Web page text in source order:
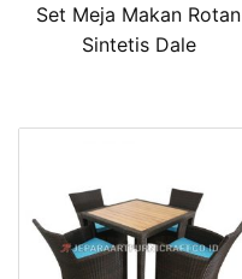
Set Meja Makan Rotan
Sintetis Dale